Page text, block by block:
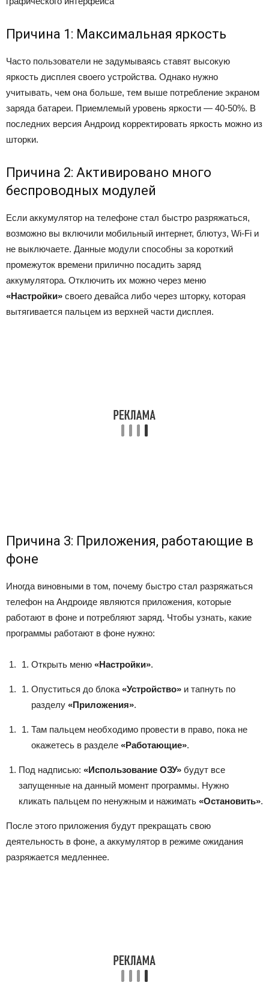
Причина 1: Максимальная яркость
Часто пользователи не задумываясь ставят высокую
яркость дисплея своего устройства. Однако нужно
учитывать, чем она больше, тем выше потребление экраном
заряда батареи. Приемлемый уровень яркости — 40-50%. В
последних версия Андроид корректировать яркость можно из
шторки.
Причина 2: Активировано много
беспроводных модулей
Если аккумулятор на телефоне стал быстро разряжаться,
возможно вы включили мобильный интернет, блютуз, Wi-Fi и
не выключаете. Данные модули способны за короткий
промежуток времени прилично посадить заряд
аккумулятора. Отключить их можно через меню
«Настройки» своего девайса либо через шторку, которая
вытягивается пальцем из верхней части дисплея.
Причина 3: Приложения, работающие в
фоне
Иногда виновными в том, почему быстро стал разряжаться
телефон на Андроиде являются приложения, которые
работают в фоне и потребляют заряд. Чтобы узнать, какие
программы работают в фоне нужно:
Открыть меню «Настройки».
Опуститься до блока «Устройство» и тапнуть по
разделу «Приложения».
Там пальцем необходимо провести в право, пока не
окажетесь в разделе «Работающие».
Под надписью: «Использование ОЗУ» будут все
запущенные на данный момент программы. Нужно
кликать пальцем по ненужным и нажимать «Остановить».
После этого приложения будут прекращать свою
деятельность в фоне, а аккумулятор в режиме ожидания
разряжается медленнее.